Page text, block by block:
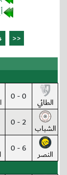
الطائي 0 - 0
الشباب 2 - 0
النصر 6 - 0